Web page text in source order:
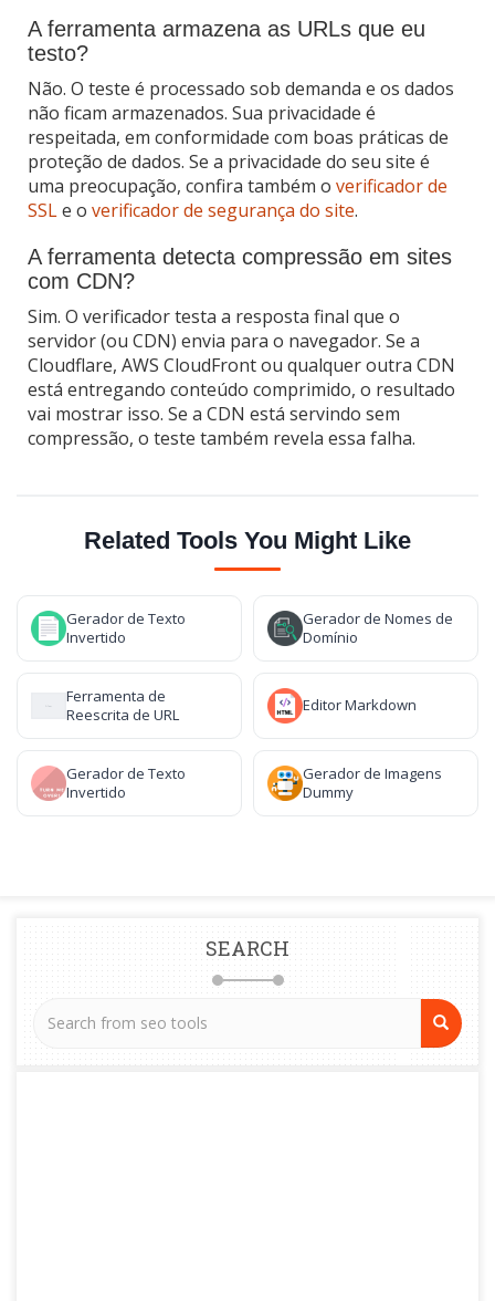
A ferramenta armazena as URLs que eu
testo?
Não. O teste é processado sob demanda e os dados
não ficam armazenados. Sua privacidade é
respeitada, em conformidade com boas práticas de
proteção de dados. Se a privacidade do seu site é
uma preocupação, confira também o verificador de
SSLe o verificador de segurança do site.
A ferramenta detecta compressão em sites
com CDN?
Sim. O verificador testa a resposta final que o
servidor (ou CDN) envia para o navegador. Se a
Cloudflare, AWS CloudFront ou qualquer outra CDN
está entregando conteúdo comprimido, o resultado
vai mostrar isso. Se a CDN está servindo sem
compressão, o teste também revela essa falha.
Related Tools You Might Like
Gerador de Texto
Invertido
Gerador de Nomes de
Domínio
Ferramenta de
Reescrita de URL
Editor Markdown
Gerador de Texto
Invertido
Gerador de Imagens
Dummy
SEARCH